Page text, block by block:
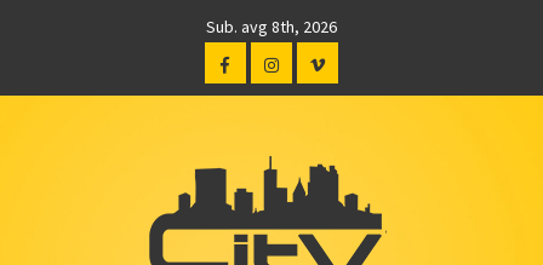
Sub. avg 8th, 2026